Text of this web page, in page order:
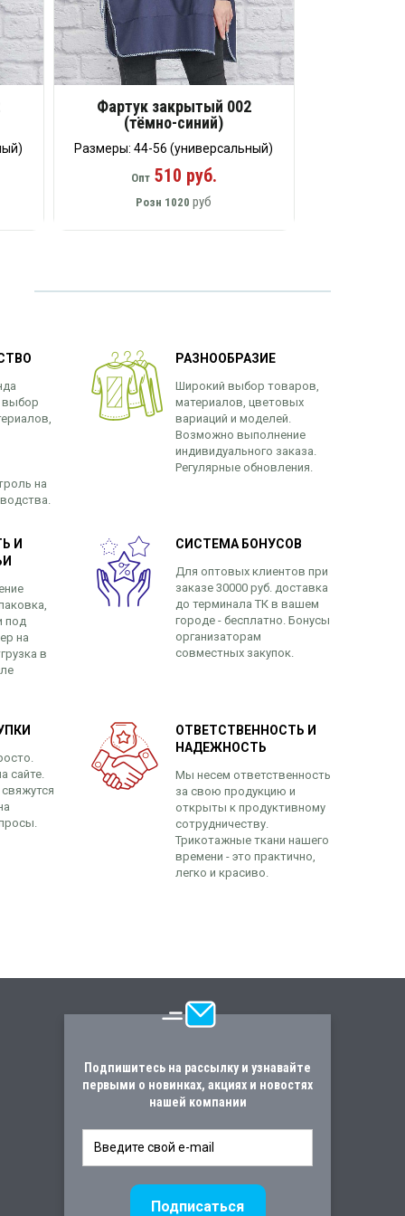
Фартук закрытый 002
(тёмно-синий)
Размеры: 44-56 (универсальный)
Опт510 руб.
Розн 1020 руб
выбор
на
РАЗНООБРАЗИЕ
Широкий выбор товаров,
материалов, цветовых
вариаций и моделей.
Возможно выполнение
индивидуального заказа.
Регулярные обновления.
И
под
на
в
СИСТЕМА БОНУСОВ
Для оптовых клиентов при
заказе 30000 руб. доставка
до терминала ТК в вашем
городе - бесплатно. Бонусы
организаторам
совместных закупок.
сайте.
ОТВЕТСТВЕННОСТЬ И
НАДЕЖНОСТЬ
Мы несем ответственность
за свою продукцию и
открыты к продуктивному
сотрудничеству.
Трикотажные ткани нашего
времени - это практично,
легко и красиво.
Подпишитесь на рассылку и узнавайте
первыми о новинках, акциях и новостях
нашей компании